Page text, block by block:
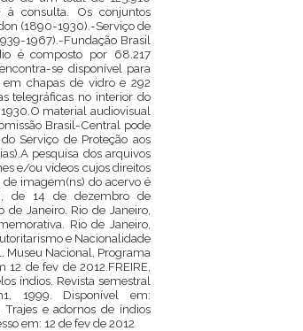
à consulta. Os conjuntos
(1890-1930).-Serviço de
1967).-Fundação Brasil
é composto por 68.217
se disponível para
em chapas de vidro e 292
telegráficas no interior do
material audiovisual
Brasil-Central pode
Serviço de Proteção aos
pesquisa dos arquivos
e/ou vídeos cujos direitos
imagem(ns) do acervo é
de 14 de dezembro de
de Janeiro. Rio de Janeiro,
Rio de Janeiro,
e Nacionalidade
Museu Nacional, Programa
de fev de 2012.FREIRE,
índios. Revista semestral
1999. Disponível em:
e adornos de índios
em: 12 de fev de 2012